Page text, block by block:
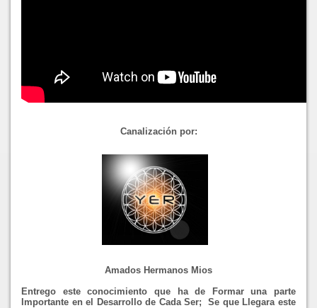
Canalización por:
Amados Hermanos Mios
Entrego este conocimiento que ha de Formar una parte
Importante en el Desarrollo de Cada Ser; Se que Llegara este